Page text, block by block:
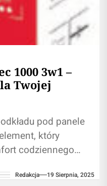
1000 3w1 –
Twojej
pod panele
który
codziennego
Redakcja 19 Sierpnia, 2025